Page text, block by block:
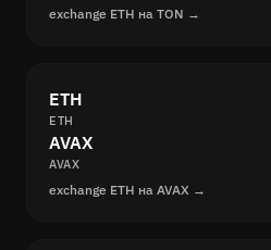
exchange ETH на TON →
ETH
ETH
AVAX
AVAX
exchange ETH на AVAX →